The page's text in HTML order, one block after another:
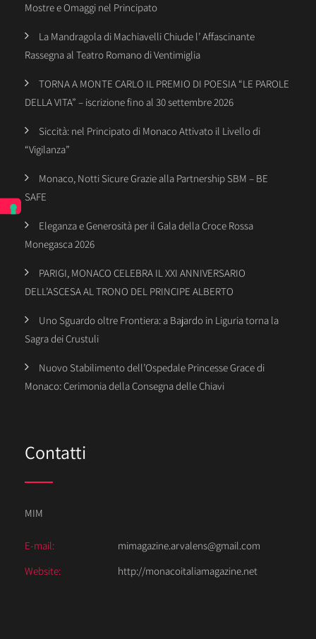
Mostre e Omaggi nel Principato
La Mandragola di Machiavelli Chiude l’ Affascinante
Rassegna al Teatro Romano di Ventimiglia
TORNA A MONTE CARLO IL PREMIO DI POESIA “LE PAROLE
DELLA VITA” – iscrizione fino al 30 settembre 2026
Siccità: nel Principato di Monaco Attivato il Livello di
“Vigilanza”
Monaco, Notti Sicure Grazie alla Partnership SBM – BE
SAFE
Eleganza e Generosità per il Gala della Croce Rossa
Monegasca 2026
PARIGI, MONACO CELEBRA IL XXI ANNIVERSARIO
DELL’ASCESA AL TRONO DEL PRINCIPE ALBERTO
Uno Sguardo oltre Frontiera: a Bajardo in Liguria torna la
Sagra dei Crustuli
Nuovo Stabilimento dell’Ospedale Princesse Grace di
Monaco: Cerimonia della Consegna delle Chiavi
Contatti
MIM
E-mail:
mimagazine.arvalens@gmail.com
Website:
http://monacoitaliamagazine.net